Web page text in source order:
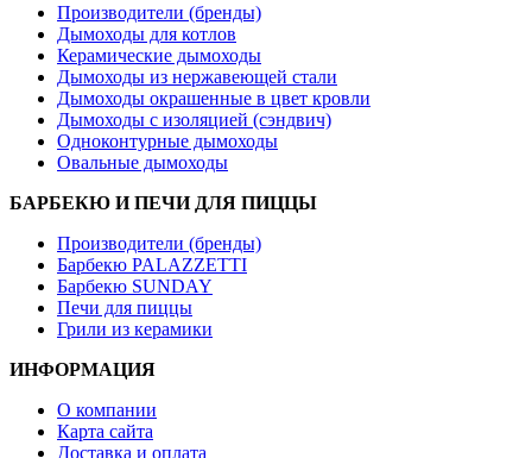
Производители (бренды)
Дымоходы для котлов
Керамические дымоходы
Дымоходы из нержавеющей стали
Дымоходы окрашенные в цвет кровли
Дымоходы с изоляцией (сэндвич)
Одноконтурные дымоходы
Овальные дымоходы
БАРБЕКЮ И ПЕЧИ ДЛЯ ПИЦЦЫ
Производители (бренды)
Барбекю PALAZZETTI
Барбекю SUNDAY
Печи для пиццы
Грили из керамики
ИНФОРМАЦИЯ
О компании
Карта сайта
Доставка и оплата